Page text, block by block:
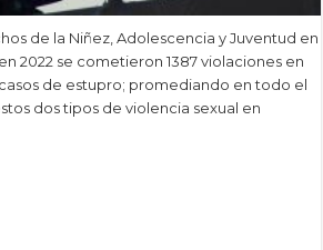
de la Niñez, Adolescencia y Juventud en
2022 se cometieron 1387 violaciones en
de estupro; promediando en todo el
dos tipos de violencia sexual en